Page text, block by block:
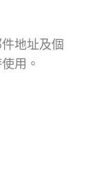
地址及個
用。